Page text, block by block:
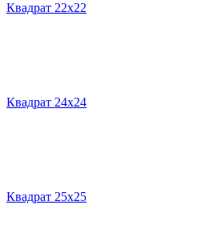
Квадрат 22х22
Квадрат 24х24
Квадрат 25х25